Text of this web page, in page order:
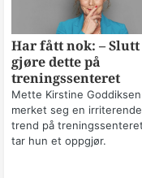
Har fått nok: – Slutt
gjøre dette på
treningssenteret
Mette Kirstine
merket seg en irriterende
trend på
tar hun et oppgjør.